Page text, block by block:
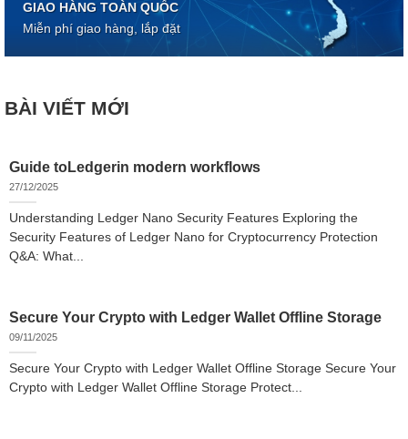
GIAO HÀNG TOÀN QUỐC
Miễn phí giao hàng, lắp đặt
BÀI VIẾT MỚI
Guide toLedgerin modern workflows
27/12/2025
Understanding Ledger Nano Security Features Exploring the
Security Features of Ledger Nano for Cryptocurrency Protection
Q&A: What...
Secure Your Crypto with Ledger Wallet Offline Storage
09/11/2025
Secure Your Crypto with Ledger Wallet Offline Storage Secure Your
Crypto with Ledger Wallet Offline Storage Protect...